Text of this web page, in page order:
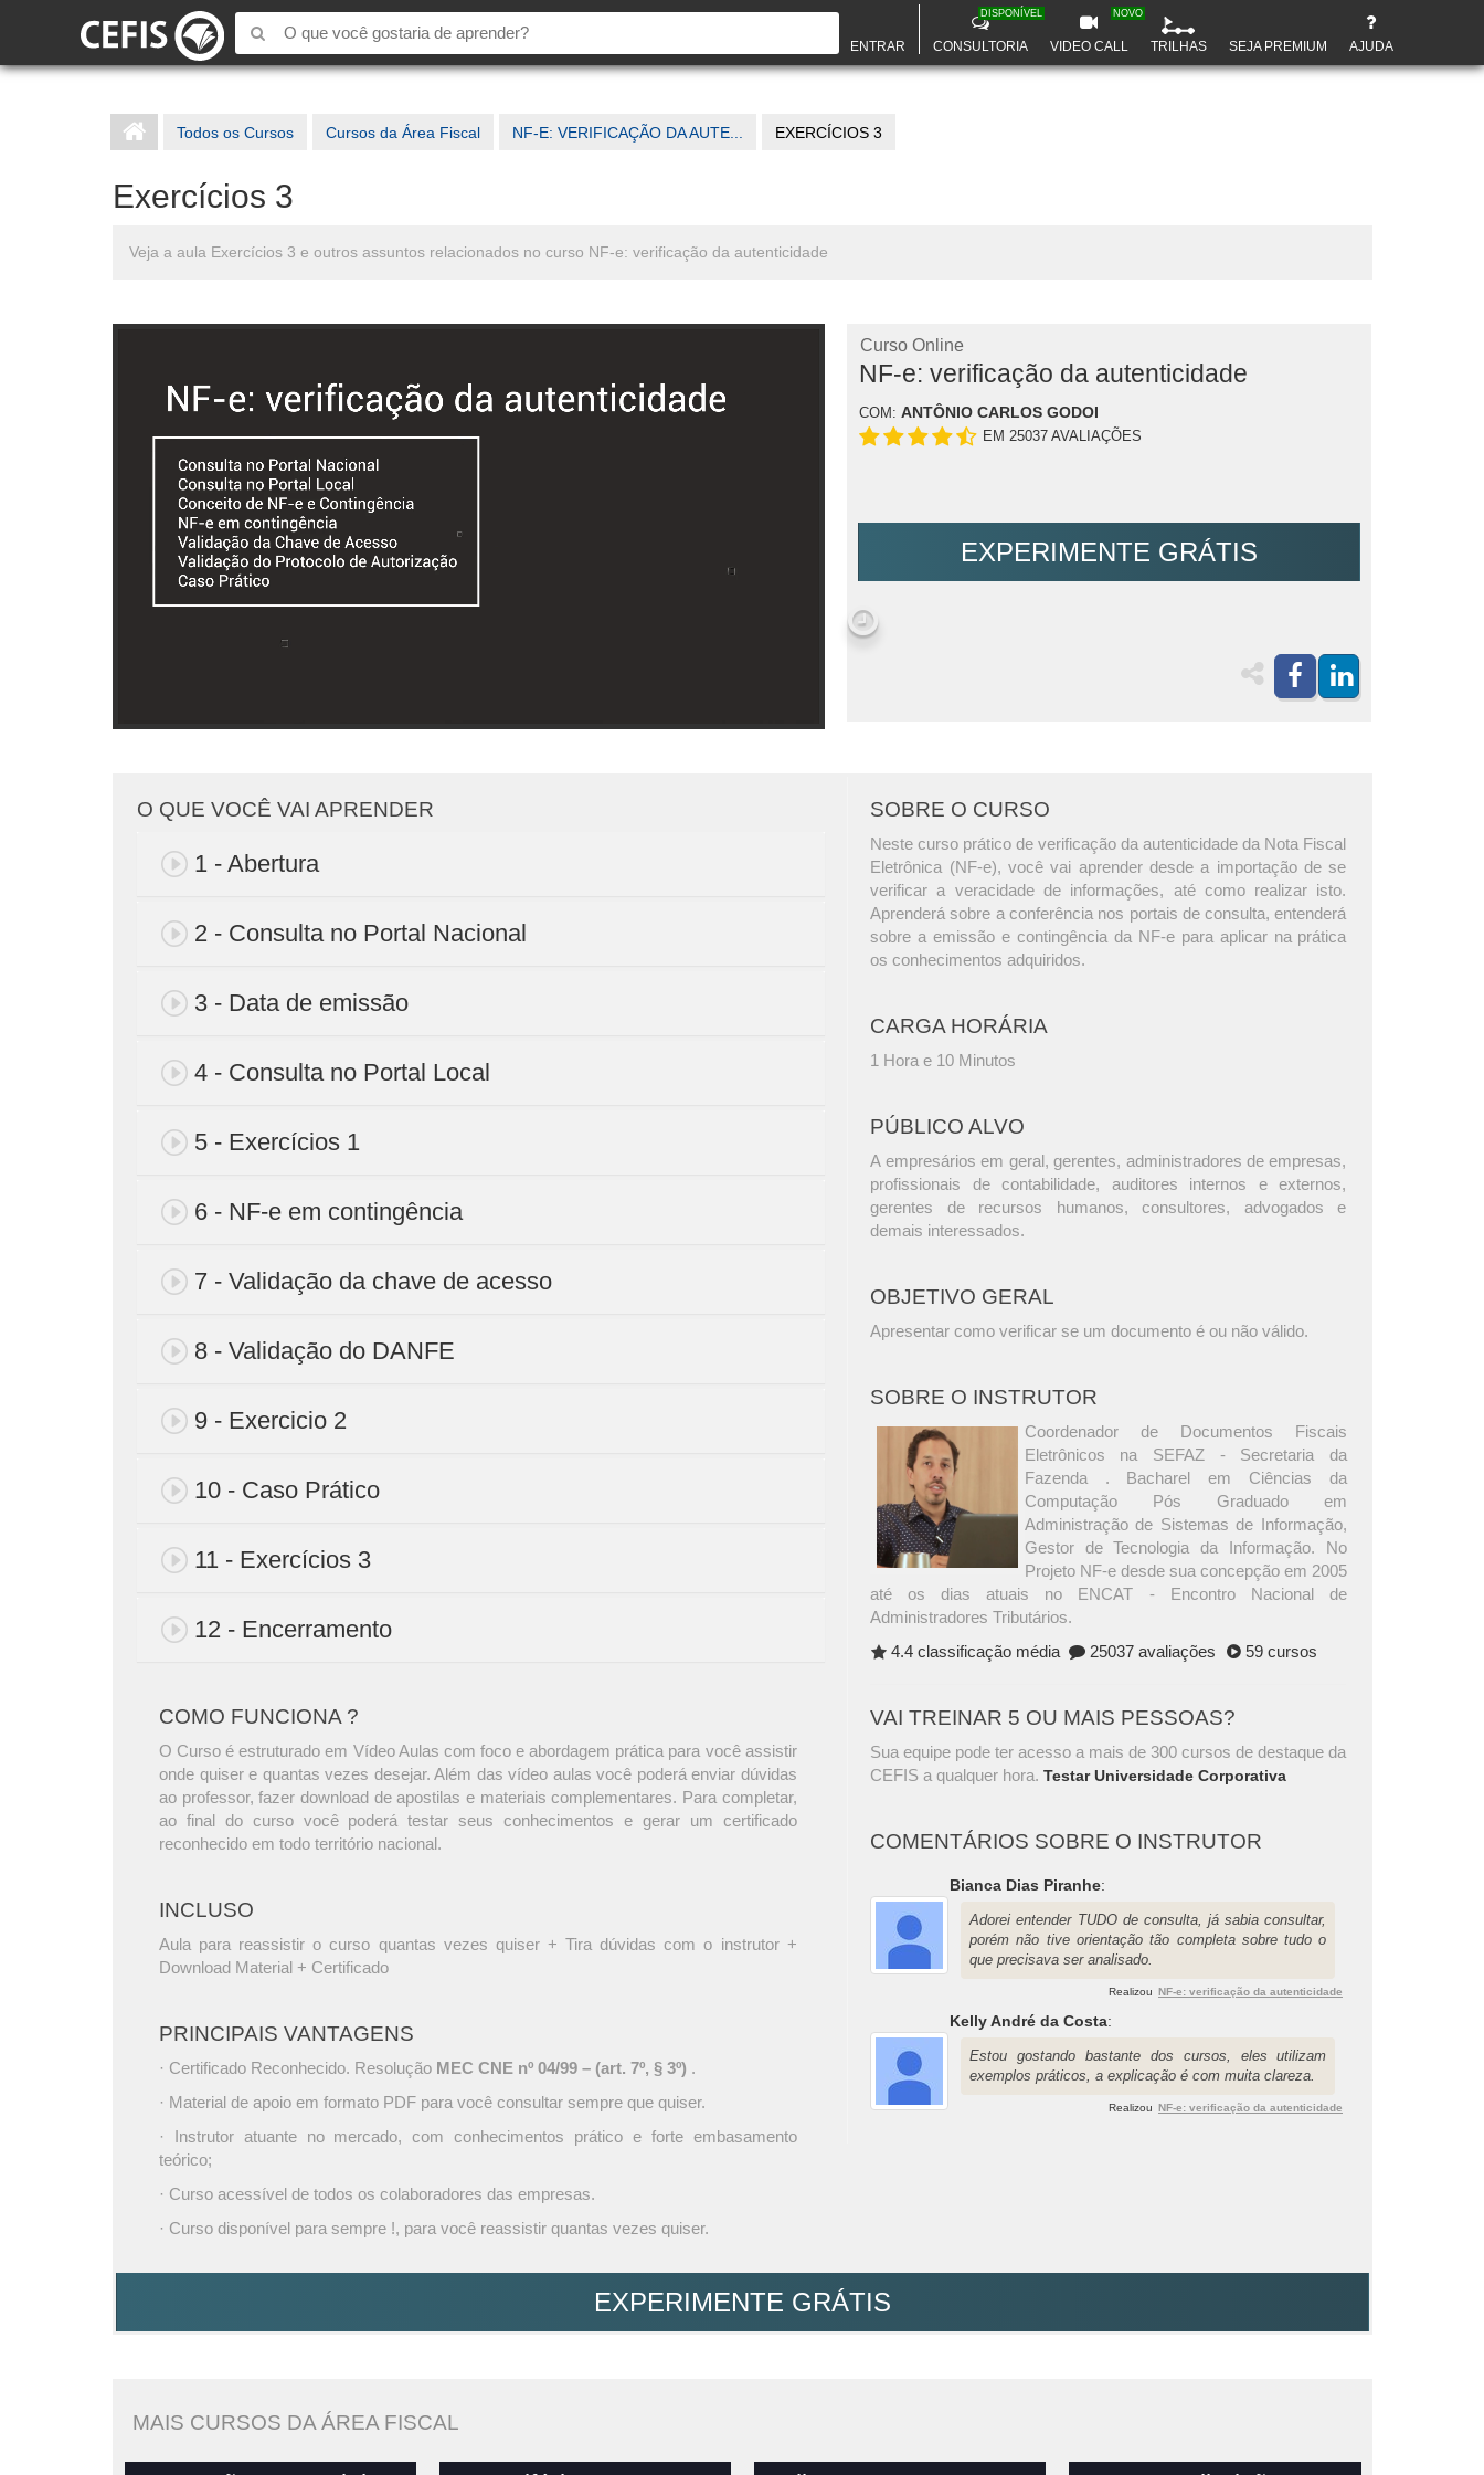
ENTRAR CONSULTORIA
DISPONÍVEL
VIDEO CALL
NOVO
TRILHAS SEJA PREMIUM AJUDA
Todos os Cursos Cursos da Área Fiscal NF-E: VERIFICAÇÃO DA AUTE... EXERCÍCIOS 3
Exercícios 3
Veja a aula Exercícios 3 e outros assuntos relacionados no curso NF-e: verificação da autenticidade
Curso Online
NF-e: verificação da autenticidade
COM: ANTÔNIO CARLOS GODOI
EM 25037 AVALIAÇÕES
EXPERIMENTE GRÁTIS
O QUE VOCÊ VAI APRENDER
1 - Abertura
2 - Consulta no Portal Nacional
3 - Data de emissão
4 - Consulta no Portal Local
5 - Exercícios 1
6 - NF-e em contingência
7 - Validação da chave de acesso
8 - Validação do DANFE
9 - Exercicio 2
10 - Caso Prático
11 - Exercícios 3
12 - Encerramento
COMO FUNCIONA ?
O Curso é estruturado em Vídeo Aulas com foco e abordagem prática para você assistir
onde quiser e quantas vezes desejar. Além das vídeo aulas você poderá enviar dúvidas
ao professor, fazer download de apostilas e materiais complementares. Para completar,
ao final do curso você poderá testar seus conhecimentos e gerar um certificado
reconhecido em todo território nacional.
INCLUSO
Aula para reassistir o curso quantas vezes quiser + Tira dúvidas com o instrutor +
Download Material + Certificado
PRINCIPAIS VANTAGENS
· Certificado Reconhecido. Resolução MEC CNE nº 04/99 – (art. 7º, § 3º) .
· Material de apoio em formato PDF para você consultar sempre que quiser.
· Instrutor atuante no mercado, com conhecimentos prático e forte embasamento
teórico;
· Curso acessível de todos os colaboradores das empresas.
· Curso disponível para sempre !, para você reassistir quantas vezes quiser.
SOBRE O CURSO
Neste curso prático de verificação da autenticidade da Nota Fiscal
Eletrônica (NF-e), você vai aprender desde a importação de se
verificar a veracidade de informações, até como realizar isto.
Aprenderá sobre a conferência nos portais de consulta, entenderá
sobre a emissão e contingência da NF-e para aplicar na prática
os conhecimentos adquiridos.
CARGA HORÁRIA
1 Hora e 10 Minutos
PÚBLICO ALVO
A empresários em geral, gerentes, administradores de empresas,
profissionais de contabilidade, auditores internos e externos,
gerentes de recursos humanos, consultores, advogados e
demais interessados.
OBJETIVO GERAL
Apresentar como verificar se um documento é ou não válido.
SOBRE O INSTRUTOR
Coordenador de Documentos Fiscais
Eletrônicos na SEFAZ - Secretaria da
Fazenda . Bacharel em Ciências da
Computação Pós Graduado em
Administração de Sistemas de Informação,
Gestor de Tecnologia da Informação. No
Projeto NF-e desde sua concepção em 2005
até os dias atuais no ENCAT - Encontro Nacional de
Administradores Tributários.
4.4 classificação média
25037 avaliações 59 cursos
VAI TREINAR 5 OU MAIS PESSOAS?
Sua equipe pode ter acesso a mais de 300 cursos de destaque da
CEFIS a qualquer hora.Testar Universidade Corporativa
COMENTÁRIOS SOBRE O INSTRUTOR
Bianca Dias Piranhe:
Adorei entender TUDO de consulta, já sabia consultar,
porém não tive orientação tão completa sobre tudo o
que precisava ser analisado.
Realizou NF-e: verificação da autenticidade
Kelly André da Costa:
Estou gostando bastante dos cursos, eles utilizam
exemplos práticos, a explicação é com muita clareza.
Realizou NF-e: verificação da autenticidade
EXPERIMENTE GRÁTIS
MAIS CURSOS DA ÁREA FISCAL